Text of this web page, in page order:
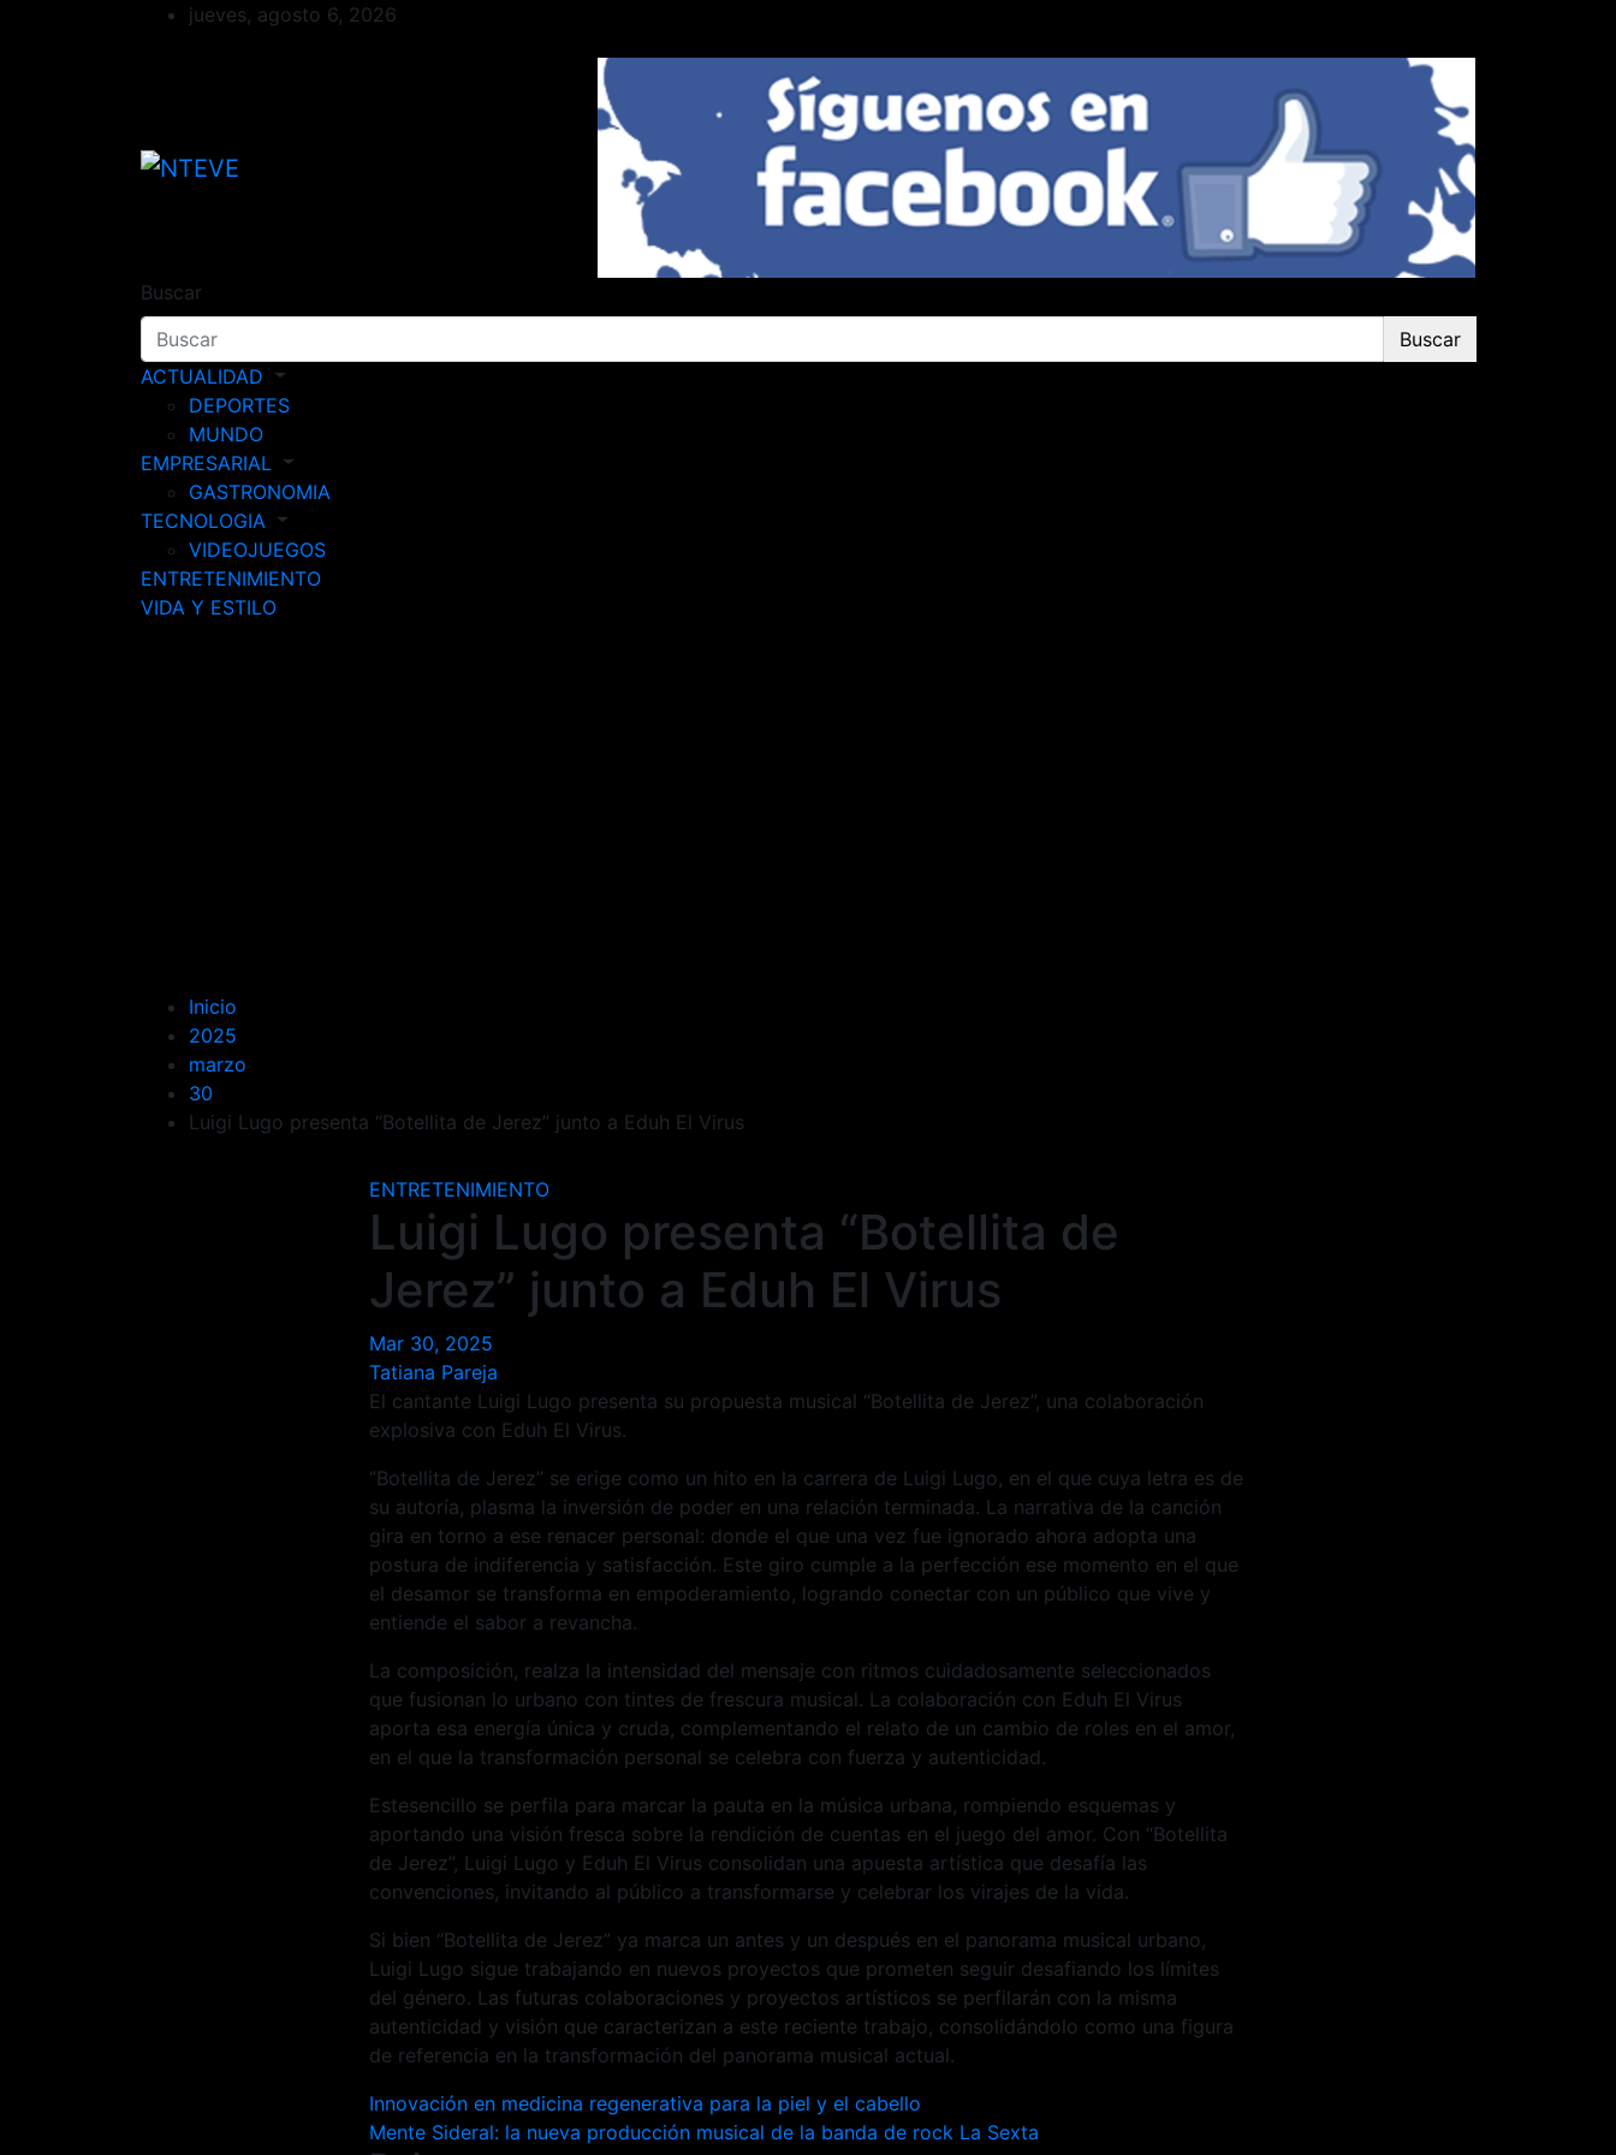
jueves, agosto 6, 2026
Buscar
Buscar
ACTUALIDAD
DEPORTES
MUNDO
EMPRESARIAL
GASTRONOMIA
TECNOLOGIA
VIDEOJUEGOS
ENTRETENIMIENTO
VIDA Y ESTILO
Inicio
2025
marzo
30
Luigi Lugo presenta “Botellita de Jerez” junto a Eduh El Virus
ENTRETENIMIENTO
Luigi Lugo presenta “Botellita de
Jerez” junto a Eduh El Virus
Mar 30, 2025
Tatiana Pareja
El cantante Luigi Lugo presenta su propuesta musical “Botellita de Jerez”, una colaboración
explosiva con Eduh El Virus.
“Botellita de Jerez” se erige como un hito en la carrera de Luigi Lugo, en el que cuya letra es de
su autoría, plasma la inversión de poder en una relación terminada. La narrativa de la canción
gira en torno a ese renacer personal: donde el que una vez fue ignorado ahora adopta una
postura de indiferencia y satisfacción. Este giro cumple a la perfección ese momento en el que
el desamor se transforma en empoderamiento, logrando conectar con un público que vive y
entiende el sabor a revancha.
La composición, realza la intensidad del mensaje con ritmos cuidadosamente seleccionados
que fusionan lo urbano con tintes de frescura musical. La colaboración con Eduh El Virus
aporta esa energía única y cruda, complementando el relato de un cambio de roles en el amor,
en el que la transformación personal se celebra con fuerza y autenticidad.
Estesencillo se perfila para marcar la pauta en la música urbana, rompiendo esquemas y
aportando una visión fresca sobre la rendición de cuentas en el juego del amor. Con “Botellita
de Jerez”, Luigi Lugo y Eduh El Virus consolidan una apuesta artística que desafía las
convenciones, invitando al público a transformarse y celebrar los virajes de la vida.
Si bien “Botellita de Jerez” ya marca un antes y un después en el panorama musical urbano,
Luigi Lugo sigue trabajando en nuevos proyectos que prometen seguir desafiando los límites
del género. Las futuras colaboraciones y proyectos artísticos se perfilarán con la misma
autenticidad y visión que caracterizan a este reciente trabajo, consolidándolo como una figura
de referencia en la transformación del panorama musical actual.
Navegación
Innovación en medicina regenerativa para la piel y el cabello
Mente Sideral: la nueva producción musical de la banda de rock La Sexta